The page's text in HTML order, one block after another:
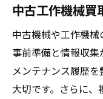
中古工作機械買
中古機械や工作機械
事前準備と情報収
メンテナンス履歴
大切です。さらに